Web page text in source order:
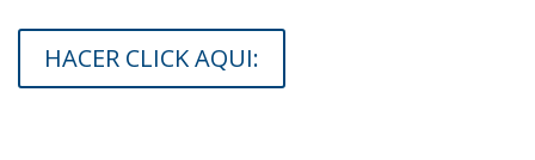
HACER CLICK AQUI: